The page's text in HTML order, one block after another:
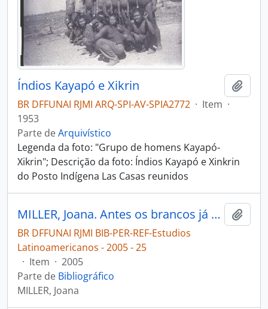
Índios Kayapó e Xikrin
BR DFFUNAI RJMI ARQ-SPI-AV-SPIA2772 · Item ·
1953
Parte deArquivístico
Legenda da foto: "Grupo de homens Kayapó-
Xikrin"; Descrição da foto: Índios Kayapó e Xinkrin
do Posto Indígena Las Casas reunidos
MILLER, Joana. Antes os brancos já existiam: uma análise crítica do modelo do contato de Terence Turner para os Kayapó [Estudios Latinoamericanos]
BR DFFUNAI RJMI BIB-PER-REF-Estudios
Latinoamericanos - 2005 - 25
· Item · 2005
Parte de Bibliográfico
MILLER, Joana